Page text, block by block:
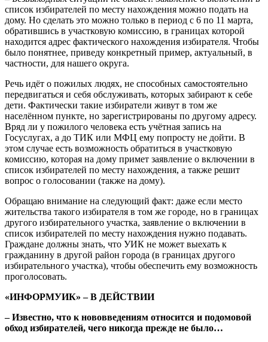
список избирателей по месту нахождения можно подать на
дому. Но сделать это можно только в период с 6 по 11 марта,
обратившись в участковую комиссию, в границах которой
находится адрес фактического нахождения избирателя. Чтобы
было понятнее, приведу конкретный пример, актуальный, в
частности, для нашего округа.
Речь идёт о пожилых людях, не способных самостоятельно
передвигаться и себя обслуживать, которых забирают к себе
дети. Фактически такие избиратели живут в том же
населённом пункте, но зарегистрированы по другому адресу.
Вряд ли у пожилого человека есть учётная запись на
Госуслугах, а до ТИК или МФЦ ему попросту не дойти. В
этом случае есть возможность обратиться в участковую
комиссию, которая на дому примет заявление о включении в
список избирателей по месту нахождения, а также решит
вопрос о голосовании (также на дому).
Обращаю внимание на следующий факт: даже если место
жительства такого избирателя в том же городе, но в границах
другого избирательного участка, заявление о включении в
список избирателей по месту нахождения нужно подавать.
Граждане должны знать, что УИК не может выехать к
гражданину в другой район города (в границах другого
избирательного участка), чтобы обеспечить ему возможность
проголосовать.
«ИНФОРМУИК» – В ДЕЙСТВИИ
– Известно, что к нововведениям относится и подомовой
обход избирателей, чего никогда прежде не было…